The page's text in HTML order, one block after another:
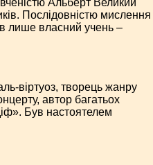
Альберт Великий
Послідовністю мислення
лише власний учень –
віртуоз, творець жанру
автор багатьох
Був настоятелем